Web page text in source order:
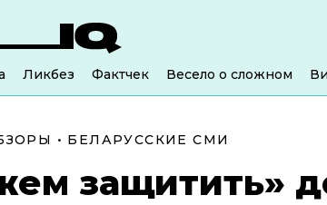
Ликбез Фактчек Весело о сложном
• БЕЛАРУССКИЕ СМИ
защитить»